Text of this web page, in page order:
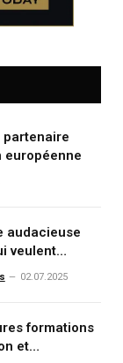
partenaire
européenne
audacieuse
veulent
dominer le
02.07.2025
formations
et